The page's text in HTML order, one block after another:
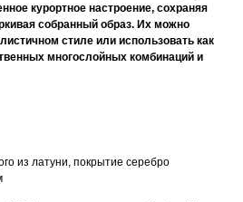
курортное настроение, сохраняя
собранный образ. Их можно
стиле или использовать как
многослойных комбинаций и
из латуни, покрытие серебро